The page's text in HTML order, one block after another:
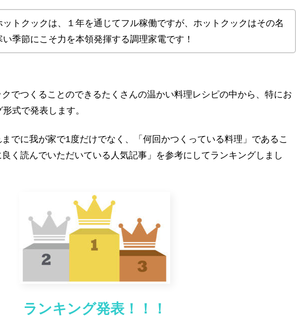
ットクックは、１年を通じてフル稼働ですが、ホットクックはその名
季節にこそ力を本領発揮する調理家電です！
でつくることのできるたくさんの温かい料理レシピの中から、特にお
式で発表します。
でに我が家で1度だけでなく、「何回かつくっている料理」であるこ
く読んでいただいている人気記事」を参考にしてランキングしまし
ランキング発表！！！